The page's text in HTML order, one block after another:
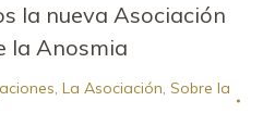
la nueva Asociación
la Anosmia
, La Asociación, Sobre la